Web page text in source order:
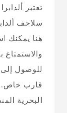
تعتبر
سلاحف
هنا يمكنك
والاستمتاع
قارب خاص.
البحرية